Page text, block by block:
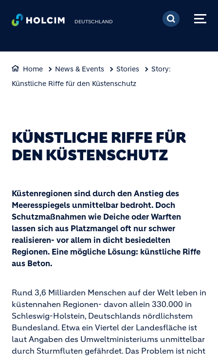
Direkt zum Inhalt
DEUTSCHLAND
Home News & Events Stories
Story:
Künstliche Riffe für den Küstenschutz
KÜNSTLICHE RIFFE FÜR
DEN KÜSTENSCHUTZ
Küstenregionen sind durch den Anstieg des
Meeresspiegels unmittelbar bedroht. Doch
Schutzmaßnahmen wie Deiche oder Warften
lassen sich aus Platzmangel oft nur schwer
realisieren- vor allem in dicht besiedelten
Regionen. Eine mögliche Lösung: künstliche Riffe
aus Beton.
Rund 3,6 Milliarden Menschen auf der Welt leben in
küstennahen Regionen- davon allein 330.000 in
Schleswig-Holstein, Deutschlands nördlichstem
Bundesland. Etwa ein Viertel der Landesfläche ist
laut Angaben des Umweltministeriums unmittelbar
durch Sturmfluten gefährdet. Das Problem ist nicht